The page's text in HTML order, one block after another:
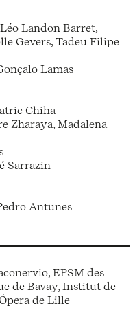
Landon Barret,
Gevers, Tadeu Filipe
Lamas
Chiha
Zharaya, Madalena
Sarrazin
Antunes
EPSM des
de Bavay, Institut de
de Lille